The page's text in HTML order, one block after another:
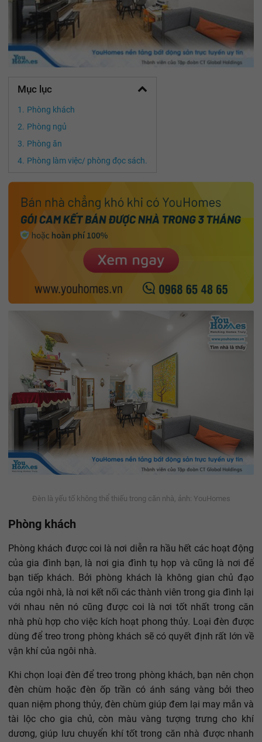
Mục lục
Phòng khách
Phòng ngủ
Phòng ăn
Phòng làm việc/ phòng đọc sách.
Đèn là yếu tố không thể thiếu trong căn nhà, ảnh: YouHomes
Phòng khách
Phòng khách được coi là nơi diễn ra hầu hết các hoạt động
của gia đình bạn, là nơi gia đình tụ họp và cũng là nơi để
bạn tiếp khách. Bởi phòng khách là không gian chủ đạo
của ngôi nhà, là nơi kết nối các thành viên trong gia đình lại
với nhau nên nó cũng được coi là nơi tốt nhất trong căn
nhà phù hợp cho việc kích hoạt phong thủy. Loại đèn được
dùng để treo trong phòng khách sẽ có quyết định rất lớn về
vận khí của ngôi nhà.
Khi chọn loại đèn để treo trong phòng khách, bạn nên chọn
đèn chùm hoặc đèn ốp trần có ánh sáng vàng bởi theo
quan niệm phong thủy, đèn chùm giúp đem lại may mắn và
tài lộc cho gia chủ, còn màu vàng tượng trưng cho khí
dương, giúp lưu chuyển khí tốt trong căn nhà được nhanh